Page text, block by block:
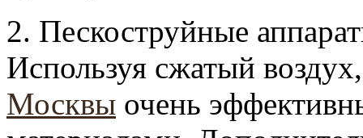
2. Пескоструйные
Используя сжатый
Москвы очень